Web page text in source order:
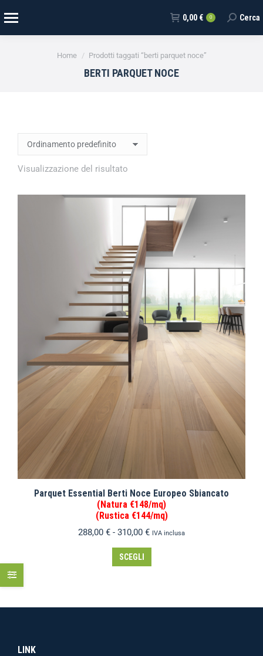
0,00 € 0 Cerca
Tu sei qui:
Home Prodotti taggati “berti parquet noce”
BERTI PARQUET NOCE
Visualizzazione del risultato
Parquet Essential Berti Noce Europeo Sbiancato
(Natura €148/mq)
(Rustica €144/mq)
288,00 € - 310,00 € IVA inclusa
SCEGLI
LINK